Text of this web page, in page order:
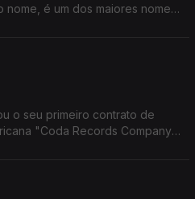
nome, é um dos maiores nomes
o seu primeiro contrato de
"Coda Records Company"